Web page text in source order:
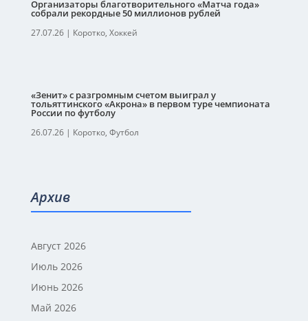
Организаторы благотворительного «Матча года»
собрали рекордные 50 миллионов рублей
27.07.26| Коротко, Хоккей
«Зенит» с разгромным счетом выиграл у
тольяттинского «Акрона» в первом туре чемпионата
России по футболу
26.07.26| Коротко, Футбол
Архив
Август 2026
Июль 2026
Июнь 2026
Май 2026